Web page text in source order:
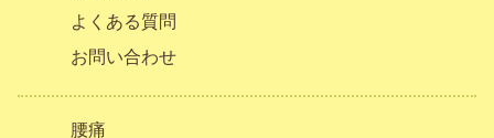
よくある質問
お問い合わせ
腰痛